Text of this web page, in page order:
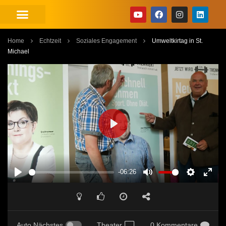
Home Echtzeit Soziales Engagement
Umweltkirtag in St.
Michael
PLAY
-06:26
MUTE SETTINGS
PLAY